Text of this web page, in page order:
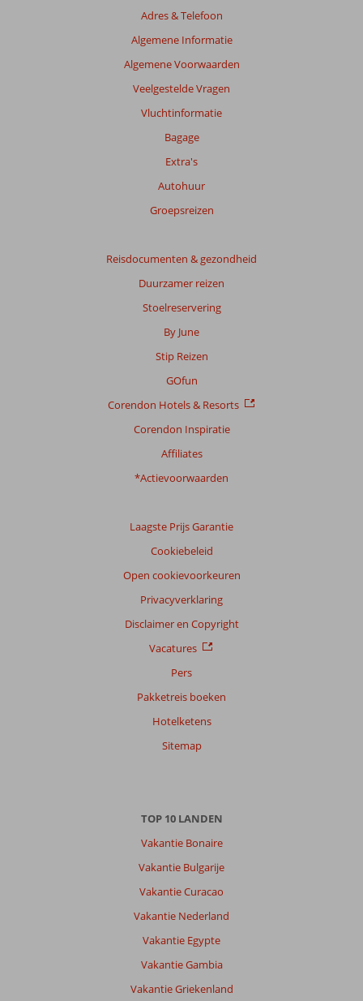
Adres & Telefoon
Algemene Informatie
Algemene Voorwaarden
Veelgestelde Vragen
Vluchtinformatie
Bagage
Extra's
Autohuur
Groepsreizen
Reisdocumenten & gezondheid
Duurzamer reizen
Stoelreservering
By June
Stip Reizen
GOfun
Corendon Hotels & Resorts
Corendon Inspiratie
Affiliates
*Actievoorwaarden
Laagste Prijs Garantie
Cookiebeleid
Open cookievoorkeuren
Privacyverklaring
Disclaimer en Copyright
Vacatures
Pers
Pakketreis boeken
Hotelketens
Sitemap
TOP 10 LANDEN
Vakantie Bonaire
Vakantie Bulgarije
Vakantie Curacao
Vakantie Nederland
Vakantie Egypte
Vakantie Gambia
Vakantie Griekenland